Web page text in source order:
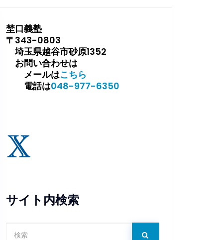
埜口義塾
〒343-0803
埼玉県越谷市砂原1352
お問い合わせは
メールはこちら
電話は048-977-6350
サイト内検索